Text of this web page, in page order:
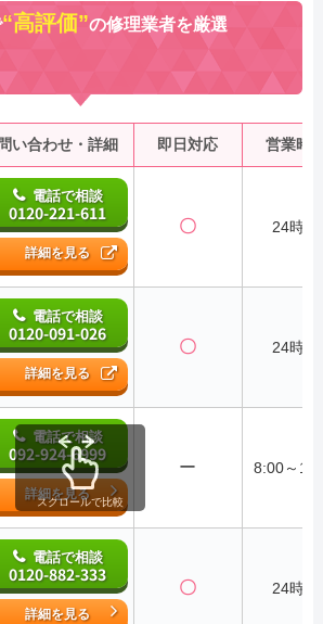
“高評価”の修理業者を厳選
問い合わせ・詳細 即日対応 営業時
電話で相談
0120-221-611
詳細を見る
〇 24時間
電話で相談
0120-091-026
詳細を見る
〇 24時間
電話で相談
092-924-6999
詳細を見る
ー 8:00～
電話で相談
0120-882-333
詳細を見る
〇 24時間
スクロールで比較